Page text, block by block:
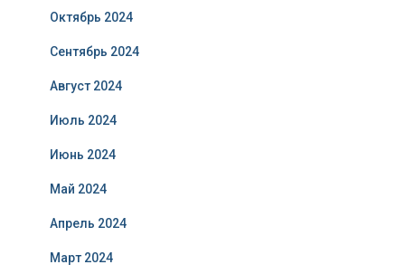
Октябрь 2024
Сентябрь 2024
Август 2024
Июль 2024
Июнь 2024
Май 2024
Апрель 2024
Март 2024